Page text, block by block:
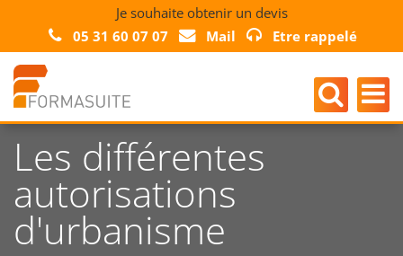
Je souhaite obtenir un devis
05 31 60 07 07
Mail Etre rappelé
Les différentes
autorisations
d'urbanisme